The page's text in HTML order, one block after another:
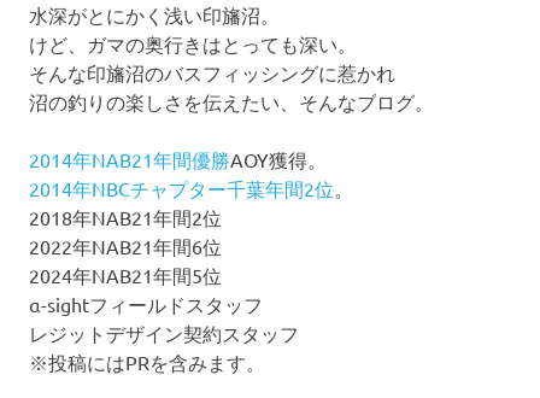
水深がとにかく浅い印旛沼。
けど、ガマの奥行きはとっても深い。
そんな印旛沼のバスフィッシングに惹かれ
沼の釣りの楽しさを伝えたい、そんなブログ。
2014年NAB21年間優勝AOY獲得。
2014年NBCチャプター千葉年間2位。
2018年NAB21年間2位
2022年NAB21年間6位
2024年NAB21年間5位
α-sightフィールドスタッフ
レジットデザイン契約スタッフ
※投稿にはPRを含みます。